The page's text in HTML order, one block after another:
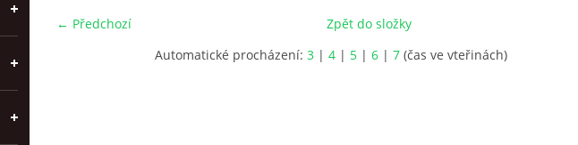
← Předchozí
Zpět do složky
Automatické procházení: 3 | 4 | 5 | 6 | 7 (čas ve vteřinách)